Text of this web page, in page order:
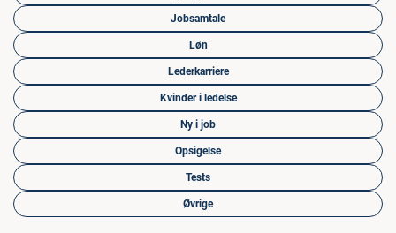
Jobsamtale
Løn
Lederkarriere
Kvinder i ledelse
Ny i job
Opsigelse
Tests
Øvrige